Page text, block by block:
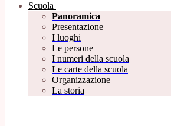
Scuola
Panoramica
Presentazione
I luoghi
Le persone
I numeri della scuola
Le carte della scuola
Organizzazione
La storia